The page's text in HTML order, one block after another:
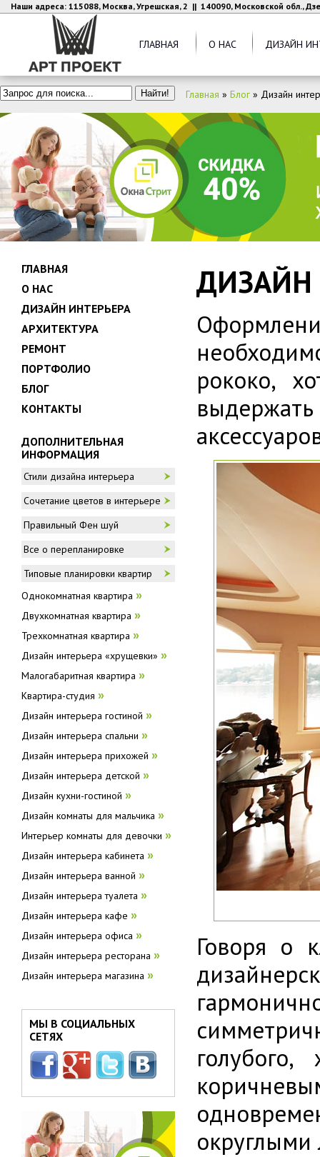
Наши адреса: 115088, Москва, Угрешская, 2 || 140090, Московской обл.,
ГЛАВНАЯ О НАС ДИЗАЙН
Главная » Блог » Дизайн
ДИЗАЙН
рококо,
Говоря о
ГЛАВНАЯ
О НАС
ДИЗАЙН ИНТЕРЬЕРА
АРХИТЕКТУРА
РЕМОНТ
ПОРТФОЛИО
БЛОГ
КОНТАКТЫ
ДОПОЛНИТЕЛЬНАЯ
ИНФОРМАЦИЯ
Стили дизайна интерьера
Сочетание цветов в интерьере
Правильный Фен шуй
Все о перепланировке
Типовые планировки квартир
Однокомнатная квартира »
Двухкомнатная квартира »
Трехкомнатная квартира »
Дизайн интерьера «хрущевки» »
Малогабаритная квартира »
Квартира-студия »
Дизайн интерьера гостиной »
Дизайн интерьера спальни »
Дизайн интерьера прихожей »
Дизайн интерьера детской »
Дизайн кухни-гостиной »
Дизайн комнаты для мальчика »
Интерьер комнаты для девочки »
Дизайн интерьера кабинета »
Дизайн интерьера ванной »
Дизайн интерьера туалета »
Дизайн интерьера кафе »
Дизайн интерьера офиса »
Дизайн интерьера ресторана »
Дизайн интерьера магазина »
МЫ В СОЦИАЛЬНЫХ
СЕТЯХ